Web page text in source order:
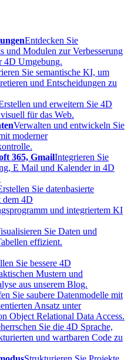
Entdecken Sie
und Modulen zur Verbesserung
4D Umgebung.
Sie semantische KI, um
und Entscheidungen zu
und erweitern Sie 4D
für das Web.
Verwalten und entwickeln Sie
moderner
365, GmailIntegrieren Sie
E Mail und Kalender in 4D
Sie datenbasierte
dem 4D
und integriertem KI
Sie Daten und
effizient.
Sie bessere 4D
Mustern und
aus unserem Blog.
Sie saubere Datenmodelle mit
Ansatz unter
Object Relational Data Access.
Sie die 4D Sprache,
und wartbaren Code zu